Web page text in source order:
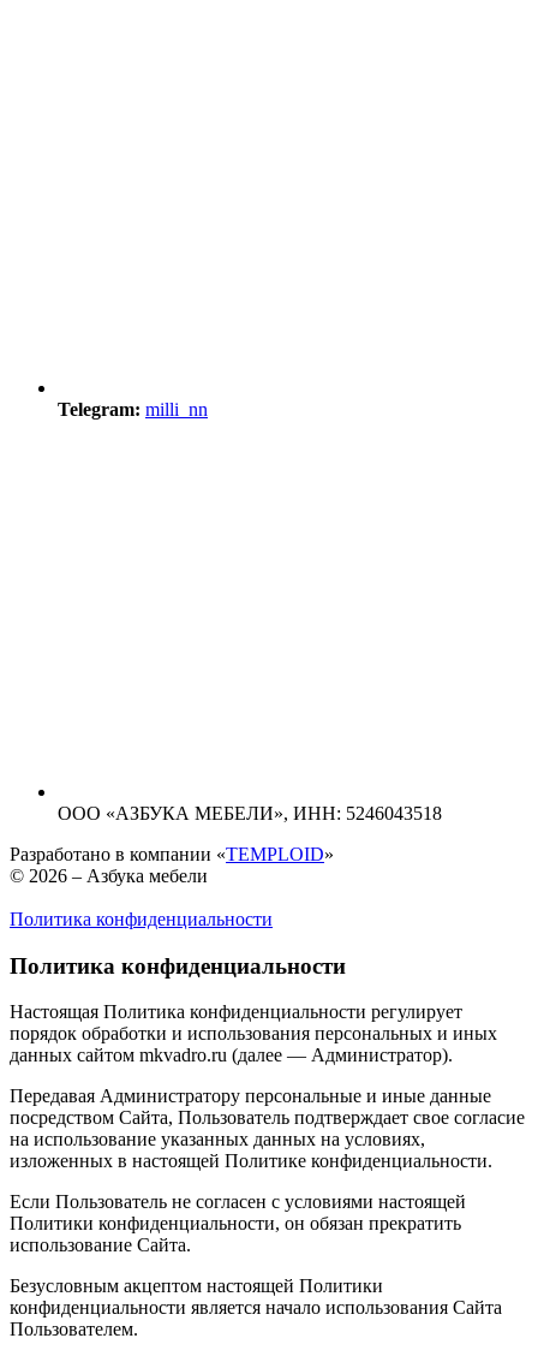
Telegram: milli_nn
ООО «АЗБУКА МЕБЕЛИ», ИНН: 5246043518
Разработано в компании «TEMPLOID»
© 2026 – Азбука мебели
Политика конфиденциальности
Политика конфиденциальности
Настоящая Политика конфиденциальности регулирует
порядок обработки и использования персональных и иных
данных сайтом mkvadro.ru (далее — Администратор).
Передавая Администратору персональные и иные данные
посредством Сайта, Пользователь подтверждает свое согласие
на использование указанных данных на условиях,
изложенных в настоящей Политике конфиденциальности.
Если Пользователь не согласен с условиями настоящей
Политики конфиденциальности, он обязан прекратить
использование Сайта.
Безусловным акцептом настоящей Политики
конфиденциальности является начало использования Сайта
Пользователем.